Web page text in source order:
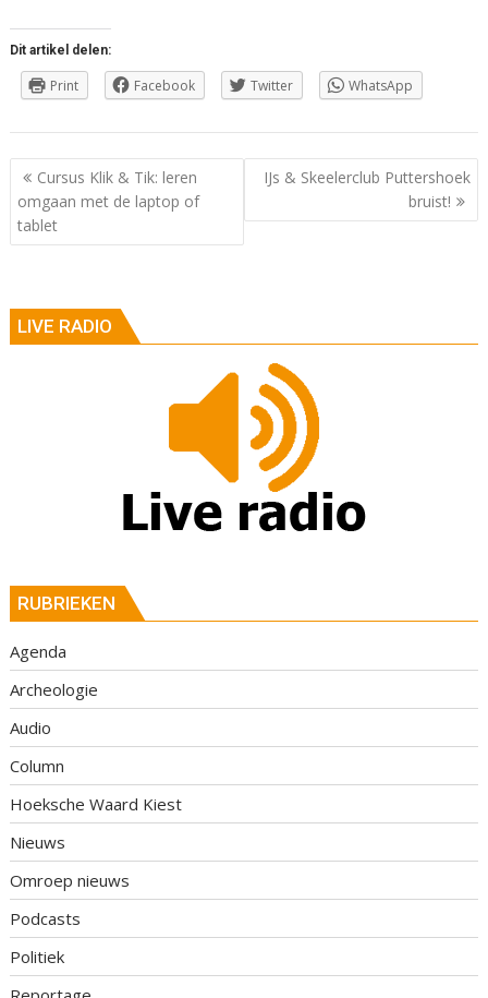
Dit artikel delen:
Print Facebook Twitter WhatsApp
Berichtnavigatie
Cursus Klik & Tik: leren
omgaan met de laptop of
tablet
IJs & Skeelerclub Puttershoek
bruist!
LIVE RADIO
RUBRIEKEN
Agenda
Archeologie
Audio
Column
Hoeksche Waard Kiest
Nieuws
Omroep nieuws
Podcasts
Politiek